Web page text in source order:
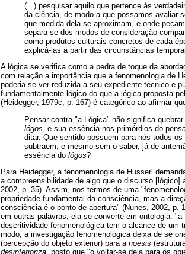
(...) pesquisar aquilo que pertence às
da ciência, de modo a que possamos avaliar
que medida dela se aproximam, e onde
separa-se dos modos de consideração
como produtos culturais concretos de cada
explicá-las a partir das circunstâncias
A lógica se verifica como a pedra de toque da
com relação a importância que a fenomenologia de
poderia se ver reduzida a seu expediente técnico e
fundamentalmente lógico do que a lógica proposta
(Heidegger, 1979c, p. 167) é categórico ao afirmar
Pensar contra "a Lógica" não significa
lógos , e sua essência nos primórdios do
ditar. Que sentido possuem para nós todos
subtraem, e mesmo sem o saber, já de
essência do lógos?
Para Heidegger, a fenomenologia de Husserl
a compreensibilidade de algo que o discurso
2002, p. 35). Assim, nos termos de uma
propriedade fundamental da consciência, mas a
consciência é o ponto de abertura" (Nunes, 2002, p.
em outras palavras, ela se converte em ontologia:
descritividade fenomenológica tem o alcance de um
modo, a investigação fenomenológica deixa de se
(percepção do objeto exterior) para a noesis
desinterioriza , posto que "o voltar-se dela para os